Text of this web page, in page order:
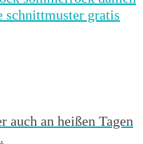
auch an heißen Tagen